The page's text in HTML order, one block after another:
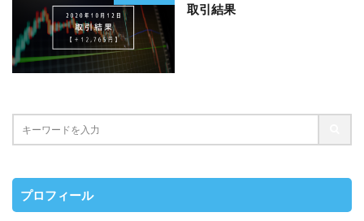
取引結果
プロフィール